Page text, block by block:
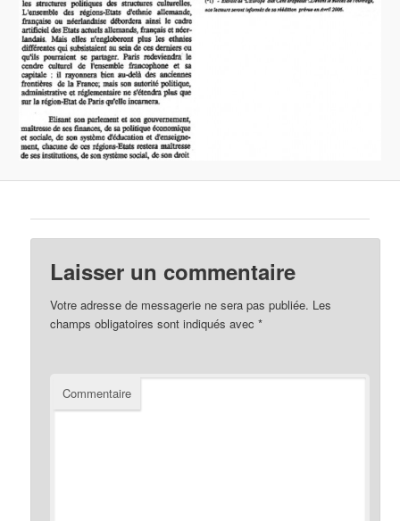
Laisser un commentaire
Votre adresse de messagerie ne sera pas publiée. Les
champs obligatoires sont indiqués avec*
Commentaire